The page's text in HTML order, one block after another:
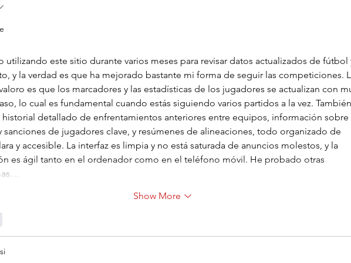
utilizando este sitio durante varios meses para revisar datos actualizados de fútbol
y la verdad es que ha mejorado bastante mi forma de seguir las competiciones.
es que los marcadores y las estadísticas de los jugadores se actualizan con
lo cual es fundamental cuando estás siguiendo varios partidos a la vez. También
detallado de enfrentamientos anteriores entre equipos, información sobre
sanciones de jugadores clave, y resúmenes de alineaciones, todo organizado de
y accesible. La interfaz es limpia y no está saturada de anuncios molestos, y la
es ágil tanto en el ordenador como en el teléfono móvil. He probado otras
Show More